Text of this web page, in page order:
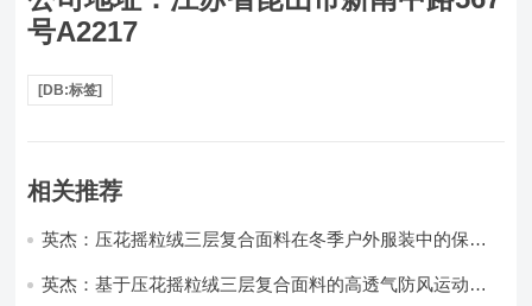
号A2217
[DB:标签]
相关推荐
英杰：压花摇粒绒三层复合面料在冬季户外服装中的保暖
英杰：基于压花摇粒绒三层复合面料的高透气防风运动服